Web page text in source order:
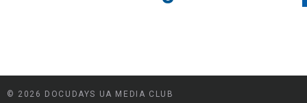
© 2026 DOCUDAYS UA MEDIA CLUB